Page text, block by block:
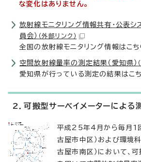
な変化はありません。
放射線モニタリング情報共有・公表シ
員会） （外部リンク）
全国の放射線モニタリング情報はこち
空間放射線量率の測定結果（愛知県）
愛知県が行っている測定の結果はこ
2．可搬型サーベイメーターによる
平成25年4月から毎月1
古屋市中区）および環境
古屋市南区）において、